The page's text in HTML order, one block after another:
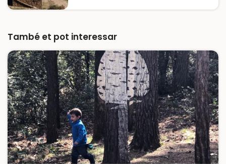
També et pot interessar